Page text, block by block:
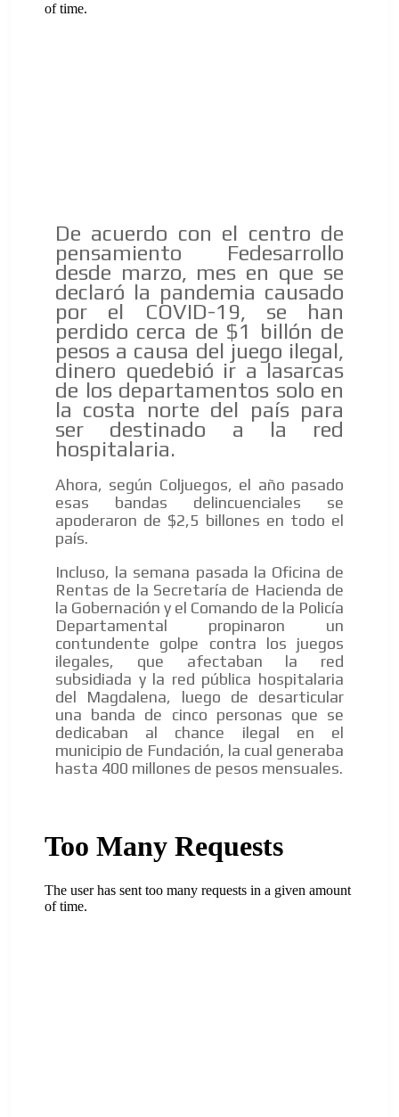
De acuerdo con el centro de
pensamiento Fedesarrollo
desde marzo, mes en que se
declaró la pandemia causado
por el COVID-19, se han
perdido cerca de $1 billón de
pesos a causa del juego ilegal,
dinero quedebió ir a lasarcas
de los departamentos solo en
la costa norte del país para
ser destinado a la red
hospitalaria.
Ahora, según Coljuegos, el año pasado
esas bandas delincuenciales se
apoderaron de $2,5 billones en todo el
país.
Incluso, la semana pasada la Oficina de
Rentas de la Secretaría de Hacienda de
la Gobernación y el Comando de la Policía
Departamental propinaron un
contundente golpe contra los juegos
ilegales, que afectaban la red
subsidiada y la red pública hospitalaria
del Magdalena, luego de desarticular
una banda de cinco personas que se
dedicaban al chance ilegal en el
municipio de Fundación, la cual generaba
hasta 400 millones de pesos mensuales.